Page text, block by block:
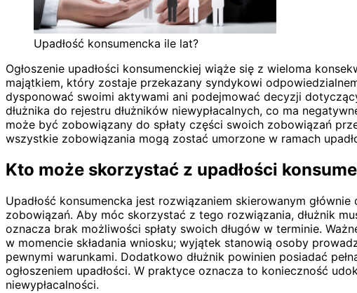
Upadłość konsumencka ile lat?
Ogłoszenie upadłości konsumenckiej wiąże się z wieloma
majątkiem, który zostaje przekazany syndykowi
dysponować swoimi aktywami ani podejmować decyzji
dłużnika do rejestru dłużników niewypłacalnych, co ma
może być zobowiązany do spłaty części swoich zobowiązań
wszystkie zobowiązania mogą zostać umorzone w ramach
Kto może skorzystać z upadłości
Upadłość konsumencka jest rozwiązaniem skierowanym
zobowiązań. Aby móc skorzystać z tego rozwiązania, dłużnik
oznacza brak możliwości spłaty swoich długów w terminie.
w momencie składania wniosku; wyjątek stanowią osoby
pewnymi warunkami. Dodatkowo dłużnik powinien posiadać
ogłoszeniem upadłości. W praktyce oznacza to konieczność
niewypłacalności.